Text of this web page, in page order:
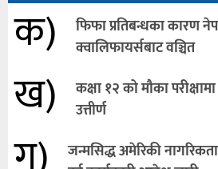
क)
फिफा प्रतिबन्धका कारण
क्वालिफायर्सबाट वञ्चित
ख)
कक्षा १२ को मौका परीक्षामा
उत्तीर्ण
जन्मसिद्ध अमेरिकी